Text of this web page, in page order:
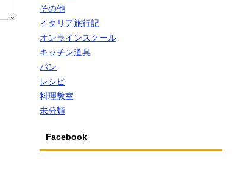
その他
イタリア旅行記
オンラインスクール
キッチン道具
パン
レシピ
料理教室
未分類
Facebook